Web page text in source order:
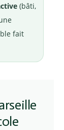
(bâti,
fait